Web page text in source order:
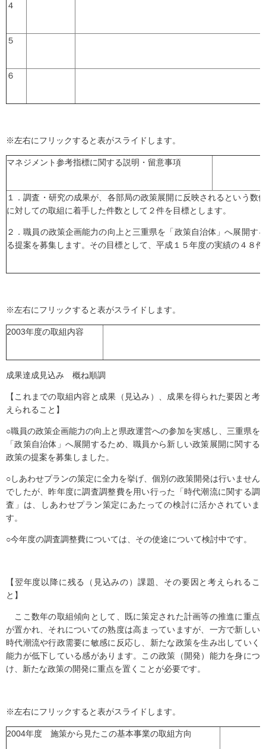
４
５
６
※左右にフリックすると表がスライドします。
マネジメント参考指標に関する説明・留意事項
１．調査・研究の成果が、各部局の政策展開に反映されるという数
に対しての取組に着手した件数として２件を目標とします。
２．職員の政策企画能力の向上と三重県を「政策自治体」へ展開す
る提案を募集します。その目標として、平成１５年度の実績の４８
※左右にフリックすると表がスライドします。
2003年度の取組内容
成果達成見込み 概ね順調
【これまでの取組内容と成果（見込み）、成果を得られた要因と考
えられること】
○職員の政策企画能力の向上と県政運営への参加を実感し、三重県を
「政策自治体」へ展開するため、職員から新しい政策展開に関する
政策の提案を募集しました。
○しあわせプランの策定に全力を挙げ、個別の政策開発は行いません
でしたが、昨年度に調査調整費を用い行った「時代潮流に関する調
査」は、しあわせプラン策定にあたっての検討に活かされていま
す。
○今年度の調査調整費については、その使途について検討中です。
【翌年度以降に残る（見込みの）課題、その要因と考えられるこ
と】
ここ数年の取組傾向として、既に策定された計画等の推進に重点
が置かれ、それについての熟度は高まっていますが、一方で新しい
時代潮流や行政需要に敏感に反応し、新たな政策を生み出していく
能力が低下している感があります。この政策（開発）能力を身につ
け、新たな政策の開発に重点を置くことが必要です。
※左右にフリックすると表がスライドします。
2004年度 施策から見たこの基本事業の取組方向